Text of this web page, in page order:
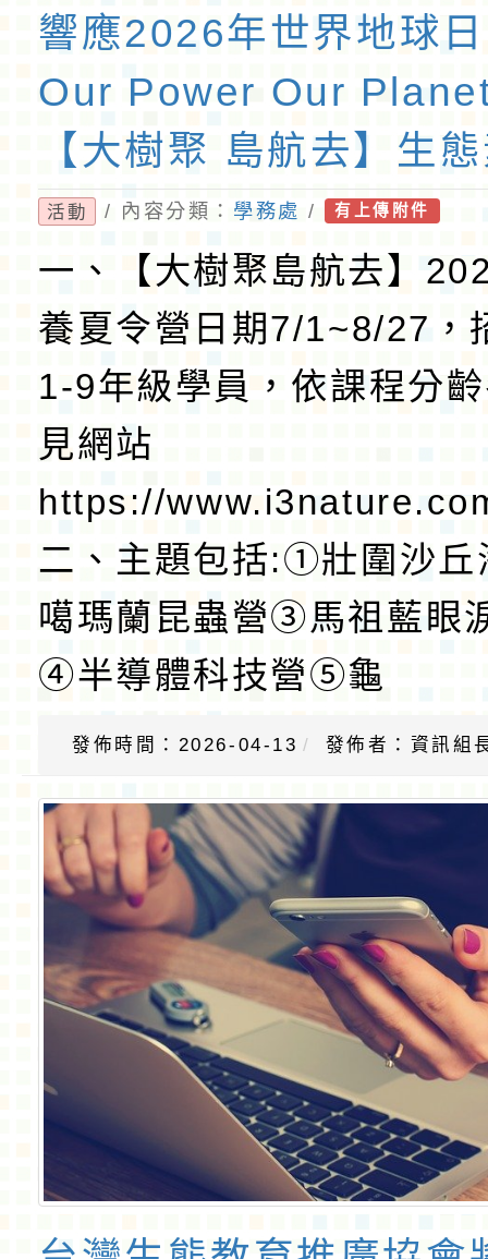
響應2026年世界地球
Our Power Our
【大樹聚 島航去】生
令營
活動 / 內容分類： 學務處 / 有上傳附件
一、【大樹聚島航去】
養夏令營日期7/1~8/27，
1-9年級學員，依課程分
見網站
https://
二、主題包括:①壯圍沙
噶瑪蘭昆蟲營③馬祖藍眼
④半導體科技營⑤龜
發佈時間：2026-04-13 發佈者：資訊組